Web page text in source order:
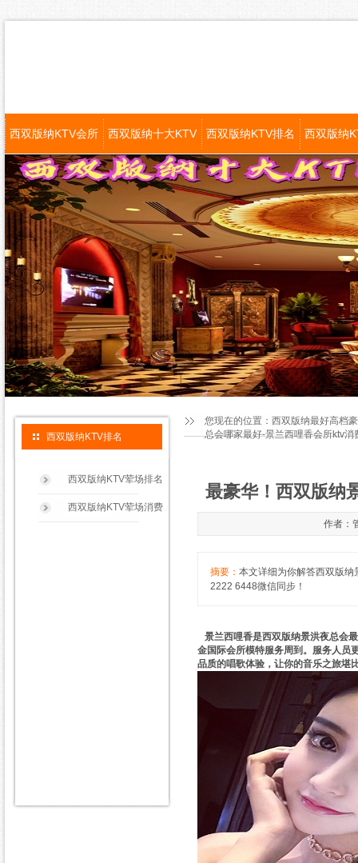
西双版纳KTV会所 西双版纳十大KTV 西双版纳KTV排名 西双版纳
您现在的位置： 西双版纳最好高档
总会哪家最好-景兰西哩香会所ktv消
西双版纳KTV排名
西双版纳KTV荤场排名
西双版纳KTV荤场消费
最豪华！西双版纳
作者：
摘要： 本文详细为你解答西双版
2222 6448微信同步！
景兰西哩香是西双版纳景洪夜总会
金国际会所模特服务周到。服务人员
品质的唱歌体验，让你的音乐之旅堪